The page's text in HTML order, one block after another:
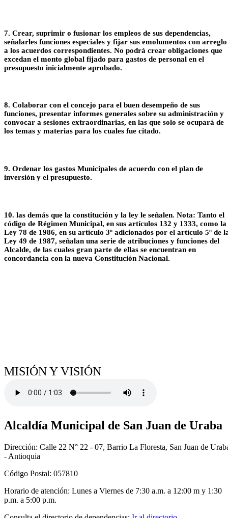
7. Crear, suprimir o fusionar los empleos de sus dependencias,
señalarles funciones especiales y fijar sus emolumentos con arreglo
a los acuerdos correspondientes. No podrá crear obligaciones que
excedan el monto global fijado para gastos de personal en el
presupuesto inicialmente aprobado.
8. Colaborar con el concejo para el buen desempeño de sus
funciones, presentar informes generales sobre su administración y
convocar a sesiones extraordinarias, en las que solo se ocupará de
los temas y materias para los cuales fue citado.
9. Ordenar los gastos Municipales de acuerdo con el plan de
inversión y el presupuesto.
10. las demás que la constitución y la ley le señalen. Nota: Tanto el
código de Régimen Municipal, en sus artículos 132 y 1333, como la
Ley 78 de 1986, en su artículo 3º adicionados por el artículo 5º de
Ley 49 de 1987, señalan una serie de atribuciones y funciones del
Alcalde, de las cuales gran parte de ellas se encuentran en
concordancia con la nueva Constitución Nacional.
MISIÓN Y VISIÓN​
Alcaldía Municipal de San Juan de Uraba
Dirección: Calle 22 N° 22 - 07, Barrio La Floresta, San Juan de
- Antioquia
Código Postal: 057810
Horario de atención: Lunes a Viernes de 7:30 a.m. a 12:00 m y 1:30
p.m. a 5:00 p.m.